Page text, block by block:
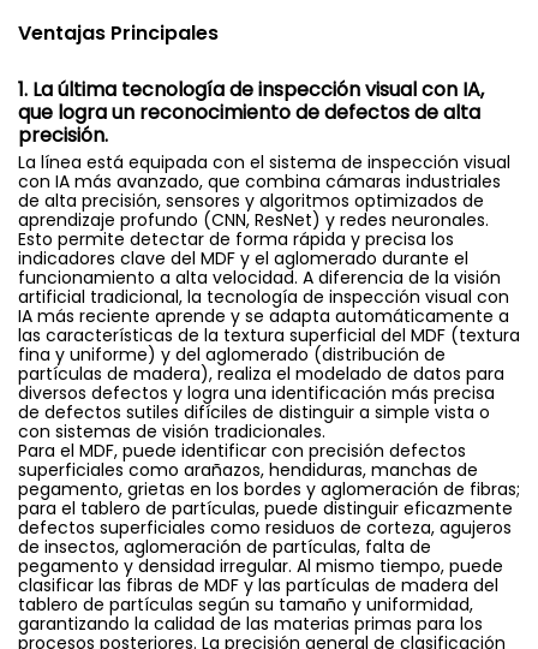
Ventajas Principales
1. La última tecnología de inspección visual con IA,
que logra un reconocimiento de defectos de alta
precisión.
La línea está equipada con el sistema de inspección visual
con IA más avanzado, que combina cámaras industriales
de alta precisión, sensores y algoritmos optimizados de
aprendizaje profundo (CNN, ResNet) y redes neuronales.
Esto permite detectar de forma rápida y precisa los
indicadores clave del MDF y el aglomerado durante el
funcionamiento a alta velocidad. A diferencia de la visión
artificial tradicional, la tecnología de inspección visual con
IA más reciente aprende y se adapta automáticamente a
las características de la textura superficial del MDF (textura
fina y uniforme) y del aglomerado (distribución de
partículas de madera), realiza el modelado de datos para
diversos defectos y logra una identificación más precisa
de defectos sutiles difíciles de distinguir a simple vista o
con sistemas de visión tradicionales.
Para el MDF, puede identificar con precisión defectos
superficiales como arañazos, hendiduras, manchas de
pegamento, grietas en los bordes y aglomeración de fibras;
para el tablero de partículas, puede distinguir eficazmente
defectos superficiales como residuos de corteza, agujeros
de insectos, aglomeración de partículas, falta de
pegamento y densidad irregular. Al mismo tiempo, puede
clasificar las fibras de MDF y las partículas de madera del
tablero de partículas según su tamaño y uniformidad,
garantizando la calidad de las materias primas para los
procesos posteriores. La precisión general de clasificación